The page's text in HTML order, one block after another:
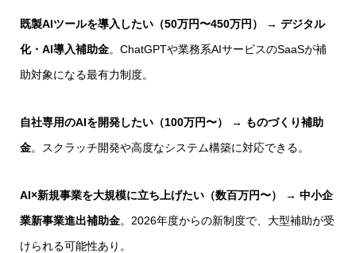
既製AIツールを導入したい（50万円〜450万円） → デジタル
化・AI導入補助金。ChatGPTや業務系AIサービスのSaaSが補
助対象になる最有力制度。
自社専用のAIを開発したい（100万円〜） → ものづくり補助
金。スクラッチ開発や高度なシステム構築に対応できる。
AI×新規事業を大規模に立ち上げたい（数百万円〜） → 中小企
業新事業進出補助金。2026年度からの新制度で、大型補助が受
けられる可能性あり。